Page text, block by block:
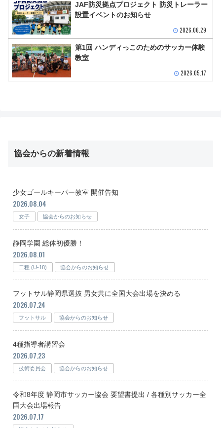
JAF防災拠点プロジェクト 防災トレーラー
設置イベントのお知らせ
2026.06.29
第1回 ハンディっこのためのサッカー体験
教室
2026.05.17
協会からの新着情報
少女ゴールキーパー教室 開催告知
2026.08.04
女子 協会からのお知らせ
静岡学園 総体初優勝！
2026.08.01
二種 (U-18) 協会からのお知らせ
フットサル静岡県選抜 男女共に全国大会出場を決める
2026.07.24
フットサル 協会からのお知らせ
4種指導者講習会
2026.07.23
技術委員会 協会からのお知らせ
令和8年度 静岡市サッカー協会 要望書提出 / 各種別サッカー全
国大会出場報告
2026.07.17